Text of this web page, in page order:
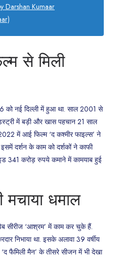
Darshan Kumaar
से मिली
को नई दिल्ली में हुआ था. साल 2001 से
में बड़ी और खास पहचान 21 साल
में आई फिल्म ‘द कश्मीर फाइल्स’ ने
दर्शन के काम को दर्शकों ने काफी
341 करोड़ रुपये कमाने में कामयाब हुई
मचाया धमाल
सीरीज ‘आश्रम’ में काम कर चुके हैं.
निभाया था. इसके अलावा 39 वर्षीय
फैमिली मैन’ के तीसरे सीजन में भी देखा